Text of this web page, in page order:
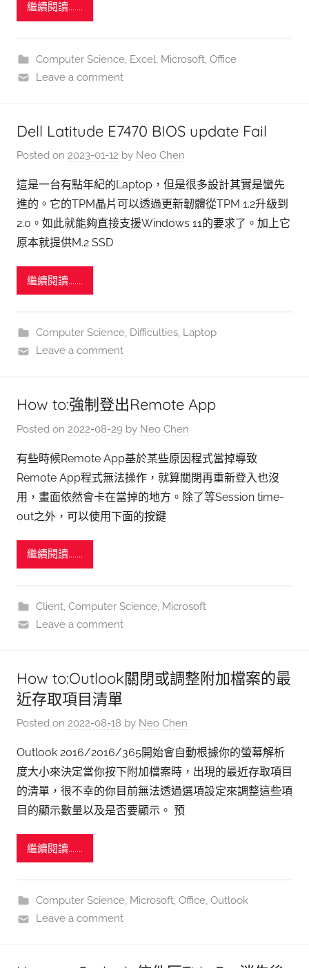
繼續閱讀.......
Computer Science, Excel, Microsoft, Office
Leave a comment
Dell Latitude E7470 BIOS update Fail
Posted on 2023-01-12 by Neo Chen
這是一台有點年紀的Laptop，但是很多設計其實是蠻先
進的。它的TPM晶片可以透過更新韌體從TPM 1.2升級到
2.0。如此就能夠直接支援Windows 11的要求了。加上它
原本就提供M.2 SSD
繼續閱讀.......
Computer Science, Difficulties, Laptop
Leave a comment
How to:強制登出Remote App
Posted on 2022-08-29 by Neo Chen
有些時候Remote App基於某些原因程式當掉導致
Remote App程式無法操作，就算關閉再重新登入也沒
用，畫面依然會卡在當掉的地方。除了等Session time-
out之外，可以使用下面的按鍵
繼續閱讀.......
Client, Computer Science, Microsoft
Leave a comment
How to:Outlook關閉或調整附加檔案的最
近存取項目清單
Posted on 2022-08-18 by Neo Chen
Outlook 2016/2016/365開始會自動根據你的螢幕解析
度大小來決定當你按下附加檔案時，出現的最近存取項目
的清單，很不幸的你目前無法透過選項設定來調整這些項
目的顯示數量以及是否要顯示。 預
繼續閱讀.......
Computer Science, Microsoft, Office, Outlook
Leave a comment